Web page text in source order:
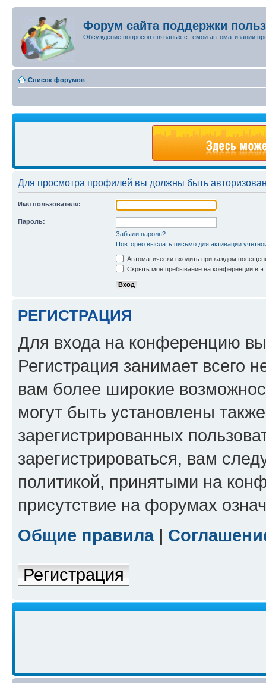
Форум сайта поддержки
Обсуждение вопросов связаных с темой автоматизации
Список форумов
Для просмотра профилей вы должны быть
Имя пользователя:
Пароль:
Забыли пароль?
Повторно выслать письмо для активации
Автоматически входить при каждом
Скрыть моё пребывание на конференции в
РЕГИСТРАЦИЯ
Для входа на конференцию
Регистрация занимает всего
вам более широкие
могут быть установлены
зарегистрированных
зарегистрироваться, вам
политикой, принятыми на
присутствие на форумах
Общие правила|
Регистрация